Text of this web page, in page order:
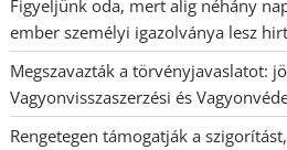
Figyeljünk oda, mert alig néhány
ember személyi igazolványa lesz
Megszavazták a törvényjavaslatot:
Vagyonvisszaszerzési és
Rengetegen támogatják a